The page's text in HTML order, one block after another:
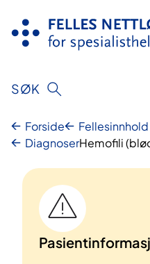
innhold
SØK
Forside
DiagnoserHemofili